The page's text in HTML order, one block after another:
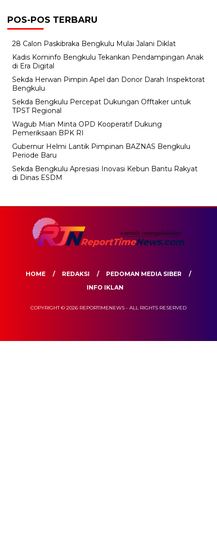
POS-POS TERBARU
28 Calon Paskibraka Bengkulu Mulai Jalani Diklat
Kadis Kominfo Bengkulu Tekankan Pendampingan Anak
di Era Digital
Sekda Herwan Pimpin Apel dan Donor Darah Inspektorat
Bengkulu
Sekda Bengkulu Percepat Dukungan Offtaker untuk
TPST Regional
Wagub Mian Minta OPD Kooperatif Dukung
Pemeriksaan BPK RI
Gubernur Helmi Lantik Pimpinan BAZNAS Bengkulu
Periode Baru
Sekda Bengkulu Apresiasi Inovasi Kebun Bantu Rakyat
di Dinas ESDM
HOME REDAKSI
PEDOMAN MEDIA SIBER
INFO IKLAN
COPYRIGHT © 2026 REPORTIMENEWS - ALL RIGHTS RESERVED